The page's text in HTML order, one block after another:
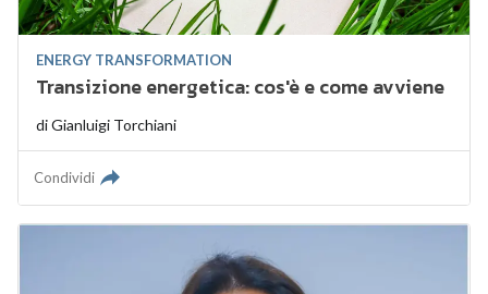
ENERGY TRANSFORMATION
Transizione energetica: cos'è e come avviene
diGianluigi Torchiani
Condividi